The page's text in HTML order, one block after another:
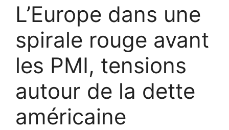
L’Europe dans une
spirale rouge avant
les PMI, tensions
autour de la dette
américaine